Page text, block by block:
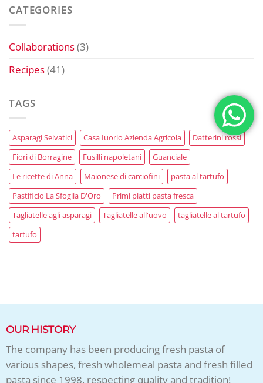
CATEGORIES
Collaborations(3)
Recipes(41)
TAGS
Asparagi Selvatici Casa Iuorio Azienda Agricola
Datterini rossi
Fiori di Borragine
Fusilli napoletani
Guanciale
Le ricette di Anna
Maionese di carciofini
pasta al tartufo
Pastificio La Sfoglia D'Oro
Primi piatti pasta fresca
Tagliatelle agli asparagi
Tagliatelle all'uovo
tagliatelle al tartufo
tartufo
OUR HISTORY
The company has been producing fresh pasta of
various shapes, fresh wholemeal pasta and fresh filled
pasta since 1998, respecting quality and tradition!